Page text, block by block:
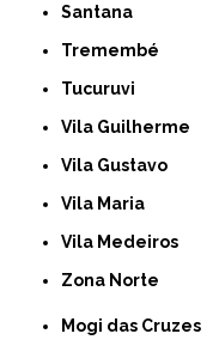
Santana
Tremembé
Tucuruvi
Vila Guilherme
Vila Gustavo
Vila Maria
Vila Medeiros
Zona Norte
Mogi das Cruzes